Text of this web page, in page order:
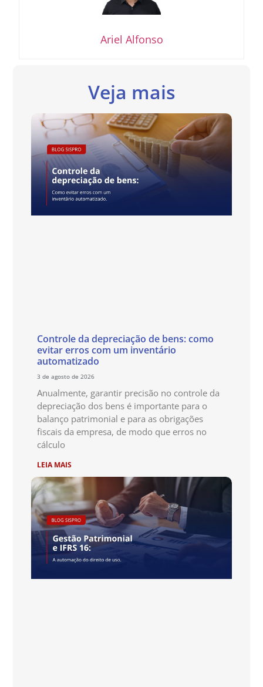
Ariel Alfonso
Veja mais
Controle da depreciação de bens: como
evitar erros com um inventário
automatizado
3 de agosto de 2026
Anualmente, garantir precisão no controle da
depreciação dos bens é importante para o
balanço patrimonial e para as obrigações
fiscais da empresa, de modo que erros no
cálculo
LEIA MAIS